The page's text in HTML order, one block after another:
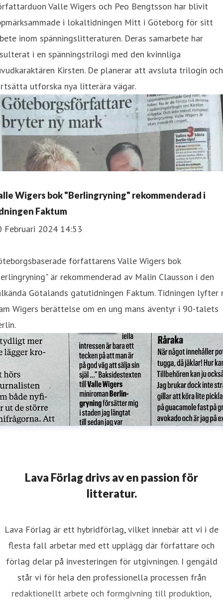
Valle Wigers och Peo Bengtsson har blivit
i lokaltidningen Mitt i Göteborg för sitt
inom spänningslitteraturen. Deras samarbete har
i en spänningstrilogi med den kvinnliga
Kirsten. De planerar att avsluta trilogin och
utforska nya litterära vägar.
Wigers bok "Berlingryning" rekommenderad i
Faktum
Februari 2024 14:53
författarens Valle Wigers bok
är rekommenderad av Malin Clausson i den
Götalands gatutidningen Faktum. Tidningen lyfter
Wigers berättelse om en ung mans äventyr i 90-talets
Lava Förlag drivs av en passion för
litteratur.
Lava Förlag är ett hybridförlag, vilket innebär att vi i de
flesta fall arbetar med ett upplägg där författare och
förlag delar på investeringen för utgivningen. I gengäld
står vi för hela den professionella processen från
redaktionellt arbete och formgivning till produktion,